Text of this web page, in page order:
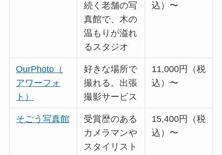
続く老舗の写
真館で、木の
温もりが溢れ
るスタジオ
込）〜
OurPhoto（
アワーフォ
ト）
好きな場所で
撮れる。出張
撮影サービス
11,000円（税
込）〜
そごう写真館
受賞歴のある
カメラマンや
スタイリスト
15,400円（税
込）〜